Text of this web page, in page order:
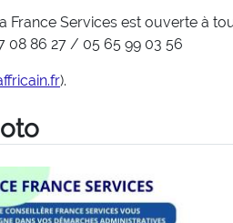
France Services est ouverte à
08 86 27 / 05 65 99 03 56
).